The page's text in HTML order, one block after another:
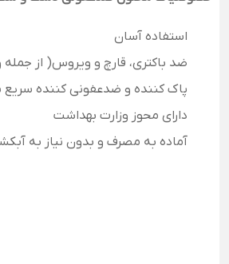
استفاده آسان
ضد باکتری، قارچ و ویروس( از
پاک کننده و ضدعفونی کننده
دارای محوز وزارت بهداشت
آماده به مصرف و بدون نیاز به